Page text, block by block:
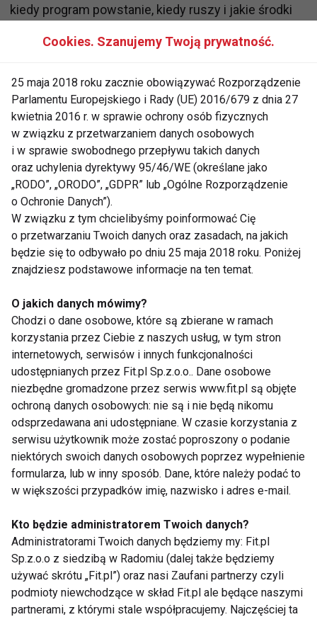
kiedy program powstanie, kiedy ruszy i jakie środki
wiadomo.
www.fit.pl
SZKOŁA UCZNIOWIE LEKARZE
CHOROBY DZIECKO
Szkoła
Zdrowe śniadanie do
szkoły? Koniecznie z
produktami
zbożowymi!
Kulinarna wyprawka
do szkoły
Jakie buty do szkoły?
Lekarz ortopeda
odradza sznurówki
Skąd biorą się wady
postawy u dzieci w
wieku szkolnym?
Pokaż więcej
Cookies. Szanujemy Twoją prywatność.
25 maja 2018 roku zacznie obowiązywać Rozporządzenie
Parlamentu Europejskiego i Rady (UE) 2016/679 z dnia 27
kwietnia 2016 r. w sprawie ochrony osób fizycznych
w związku z przetwarzaniem danych osobowych
i w sprawie swobodnego przepływu takich danych
oraz uchylenia dyrektywy 95/46/WE (określane jako
„RODO”, „ORODO”, „GDPR” lub „Ogólne Rozporządzenie
o Ochronie Danych”).
W związku z tym chcielibyśmy poinformować Cię
o przetwarzaniu Twoich danych oraz zasadach, na jakich
będzie się to odbywało po dniu 25 maja 2018 roku. Poniżej
znajdziesz podstawowe informacje na ten temat.
O jakich danych mówimy?
Chodzi o dane osobowe, które są zbierane w ramach
korzystania przez Ciebie z naszych usług, w tym stron
internetowych, serwisów i innych funkcjonalności
udostępnianych przez Fit.pl Sp.z.o.o.. Dane osobowe
niezbędne gromadzone przez serwis www.fit.pl są objęte
ochroną danych osobowych: nie są i nie będą nikomu
odsprzedawana ani udostępniane. W czasie korzystania z
serwisu użytkownik może zostać poproszony o podanie
niektórych swoich danych osobowych poprzez wypełnienie
formularza, lub w inny sposób. Dane, które należy podać to
w większości przypadków imię, nazwisko i adres e-mail.
Kto będzie administratorem Twoich danych?
Administratorami Twoich danych będziemy my: Fit.pl
Sp.z.o.o z siedzibą w Radomiu (dalej także będziemy
używać skrótu „Fit.pl”) oraz nasi Zaufani partnerzy czyli
podmioty niewchodzące w skład Fit.pl ale będące naszymi
partnerami, z którymi stale współpracujemy. Najczęściej ta